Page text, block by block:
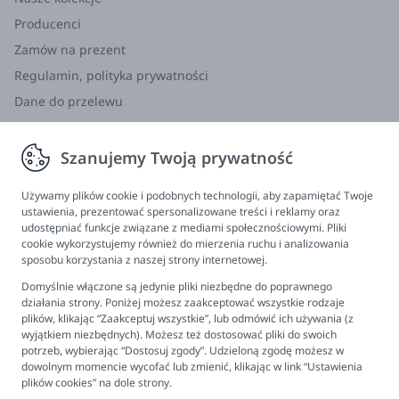
Producenci
Zamów na prezent
Regulamin, polityka prywatności
Dane do przelewu
Zwroty, wymiana, reklamacja
Informacje
Program lojalnościowy
FAQ - najczęściej zadawane pytania
Newsletter
Ustawienia plików cookies
Biuro obsługi klienta
Pon. - Pt. 9:00 - 16:00
Szanujemy Twoją prywatność
Używamy plików cookie i podobnych technologii, aby zapamiętać Twoje
ustawienia, prezentować spersonalizowane treści i reklamy oraz
udostępniać funkcje związane z mediami społecznościowymi. Pliki
cookie wykorzystujemy również do mierzenia ruchu i analizowania
sposobu korzystania z naszej strony internetowej.
Domyślnie włączone są jedynie pliki niezbędne do poprawnego
działania strony. Poniżej możesz zaakceptować wszystkie rodzaje
plików, klikając “Zaakceptuj wszystkie”, lub odmówić ich używania (z
wyjątkiem niezbędnych). Możesz też dostosować pliki do swoich
potrzeb, wybierając “Dostosuj zgody”. Udzieloną zgodę możesz w
dowolnym momencie wycofać lub zmienić, klikając w link “Ustawienia
plików cookies” na dole strony.